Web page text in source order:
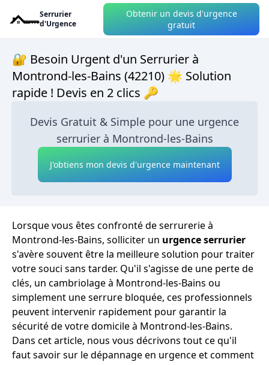
Serrurier
d'Urgence
Obtenir un devis d'urgence
gratuit
🔐 Besoin Urgent d'un Serrurier à
Montrond-les-Bains (42210) 🌟 Solution
rapide ! Devis en 2 clics 🔑
Devis Gratuit & Simple pour une urgence
serrurier à Montrond-les-Bains
J'obtiens mon devis d'urgence maintenant
Lorsque vous êtes confronté de serrurerie à
Montrond-les-Bains, solliciter un urgence serrurier
s'avère souvent être la meilleure solution pour traiter
votre souci sans tarder. Qu'il s'agisse de une perte de
clés, un cambriolage à Montrond-les-Bains ou
simplement une serrure bloquée, ces professionnels
peuvent intervenir rapidement pour garantir la
sécurité de votre domicile à Montrond-les-Bains.
Dans cet article, nous vous décrivons tout ce qu'il
faut savoir sur le dépannage en urgence et comment